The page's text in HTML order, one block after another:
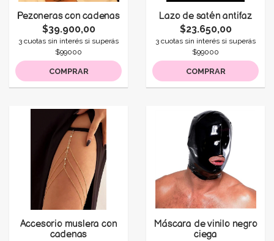
Pezoneras con cadenas
$39.900,00
3 cuotas sin interés si superás
$99000
COMPRAR
Lazo de satén antifaz
$23.650,00
3 cuotas sin interés si superás
$99000
COMPRAR
Accesorio muslera con
cadenas
Máscara de vinilo negro
ciega